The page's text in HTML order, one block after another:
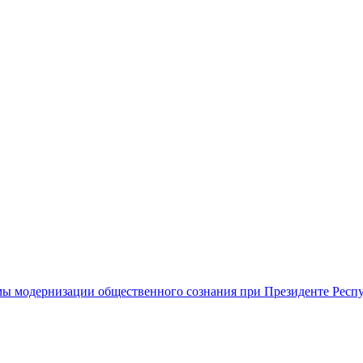
общественного сознания при Президенте